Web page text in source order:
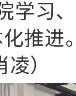
学习
推进
）